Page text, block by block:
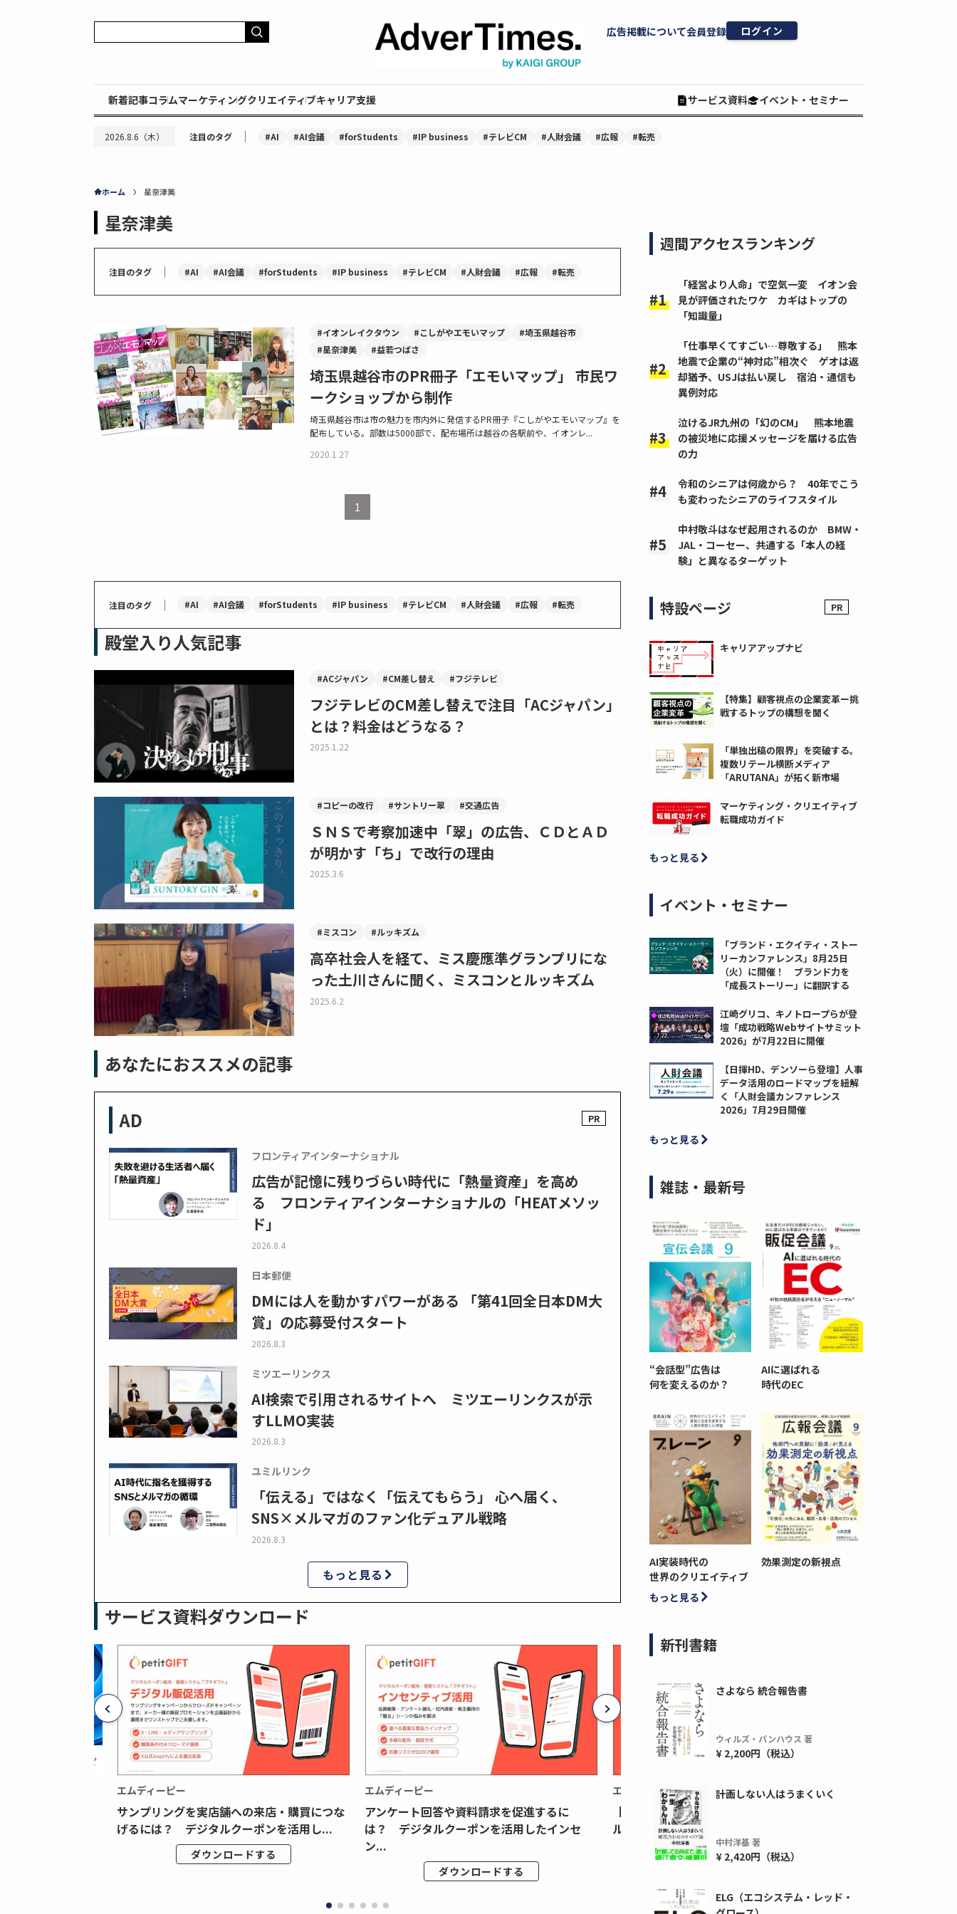
広告掲載について会員登録 ログイン
新着記事コラムマーケティングクリエイティブキャリア支援 サービス資料 イベント・セミナー
2026.8.6（木） 注目のタグ ｜ #AI #AI会議 #forStudents #IP business #テレビCM #人財会議 #広報 #転売
ホーム 星奈津美
星奈津美
注目のタグ ｜ #AI #AI会議 #forStudents #IP business #テレビCM #人財会議 #広報 #転売
#イオンレイクタウン #こしがやエモいマップ
#埼玉県越谷市
#星奈津美
#益若つばさ
埼玉県越谷市のPR冊子「エモいマップ」 市民ワ
ークショップから制作
埼玉県越谷市は市の魅力を市内外に発信するPR冊子『こしがやエモいマップ』を
配布している。部数は5000部で、配布場所は越谷の各駅前や、イオンレ...
2020.1.27
1
注目のタグ ｜ #AI #AI会議 #forStudents #IP business #テレビCM #人財会議 #広報 #転売
殿堂入り人気記事
#ACジャパン #CM差し替え #フジテレビ
フジテレビのCM差し替えで注目「ACジャパン」
とは？料金はどうなる？
2025.1.22
#コピーの改行 #サントリー翠 #交通広告
ＳＮＳで考察加速中「翠」の広告、ＣＤとＡＤ
が明かす「ち」で改行の理由
2025.3.6
#ミスコン #ルッキズム
高卒社会人を経て、ミス慶應準グランプリにな
った土川さんに聞く、ミスコンとルッキズム
2025.6.2
あなたにおススメの記事
AD
フロンティアインターナショナル
広告が記憶に残りづらい時代に「熱量資産」を高め
る フロンティアインターナショナルの「HEATメソッ
ド」
2026.8.4
日本郵便
DMには人を動かすパワーがある 「第41回全日本DM大
賞」の応募受付スタート
2026.8.3
ミツエーリンクス
AI検索で引用されるサイトへ ミツエーリンクスが示
すLLMO実装
2026.8.3
ユミルリンク
「伝える」ではなく「伝えてもらう」 心へ届く、
SNS×メルマガのファン化デュアル戦略
2026.8.3
もっと見る
サービス資料ダウンロード
エムディーピー
サンプリングを実店舗への来店・購買につな
げるには？ デジタルクーポンを活用し...
ダウンロードする
エムディーピー
アンケート回答や資料請求を促進するに
は？ デジタルクーポンを活用したインセ
ン...
ダウンロードする
エムディーピー
【月間1,000万本以上の配布実績！】デジタ
ルクーポンを活用した販促キャンペーンを...
ダウンロードする
週間アクセスランキング
「経営より人命」で空気一変 イオン会
見が評価されたワケ カギはトップの
「知識量」
「仕事早くてすごい…尊敬する」 熊本
地震で企業の“神対応”相次ぐ ゲオは返
却猶予、USJは払い戻し 宿泊・通信も
異例対応
泣けるJR九州の「幻のCM」 熊本地震
の被災地に応援メッセージを届ける広告
の力
令和のシニアは何歳から？ 40年でこう
も変わったシニアのライフスタイル
中村敬斗はなぜ起用されるのか BMW・
JAL・コーセー、共通する「本人の経
験」と異なるターゲット
特設ページ
キャリアアップナビ
【特集】顧客視点の企業変革ー挑
戦するトップの構想を聞く
「単独出稿の限界」を突破する。
複数リテール横断メディア
「ARUTANA」が拓く新市場
マーケティング・クリエイティブ
転職成功ガイド
もっと見る
イベント・セミナー
「ブランド・エクイティ・ストー
リーカンファレンス」8月25日
（火）に開催！ ブランド力を
「成長ストーリー」に翻訳する
江崎グリコ、キノトロープらが登
壇「成功戦略Webサイトサミット
2026」が7月22日に開催
【日揮HD、デンソーら登壇】人事
データ活用のロードマップを紐解
く「人財会議カンファレンス
2026」7月29日開催
もっと見る
雑誌・最新号
“会話型”広告は
何を変えるのか？
AIに選ばれる
時代のEC
AI実装時代の
世界のクリエイティブ
効果測定の新視点
もっと見る
新刊書籍
さよなら 統合報告書
ウィルズ・パンハウス 著
¥ 2,200円（税込）
計画しない人はうまくいく
中村洋基 著
¥ 2,420円（税込）
ELG（エコシステム・レッド・